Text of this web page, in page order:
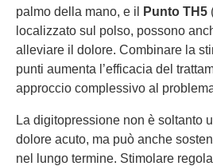
palmo della mano, e il
Punto TH5
localizzato sul polso, possono
alleviare il dolore. Combinare la
punti aumenta l’efficacia del
approccio complessivo al
La digitopressione non è soltanto
dolore acuto, ma può anche
nel lungo termine. Stimolare